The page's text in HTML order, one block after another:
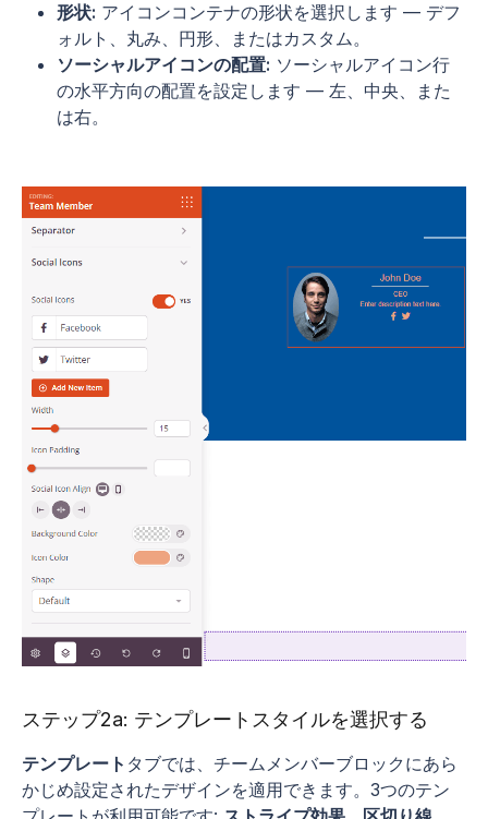
形状: アイコンコンテナの形状を選択します — デフ
ォルト、丸み、円形、またはカスタム。
ソーシャルアイコンの配置: ソーシャルアイコン行
の水平方向の配置を設定します — 左、中央、また
は右。
ステップ2a: テンプレートスタイルを選択する
テンプレート タブでは、チームメンバーブロックにあら
かじめ設定されたデザインを適用できます。3つのテン